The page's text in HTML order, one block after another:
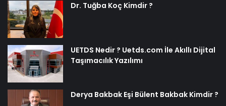
Dr. Tuğba Koç Kimdir ?
UETDS Nedir ? Uetds.com İle Akıllı Dijital
Taşımacılık Yazılımı
Derya Bakbak Eşi Bülent Bakbak Kimdir ?